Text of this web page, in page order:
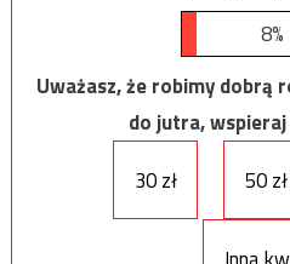
8%
Uważasz, że robimy dobrą
do jutra,
30 zł
50 zł